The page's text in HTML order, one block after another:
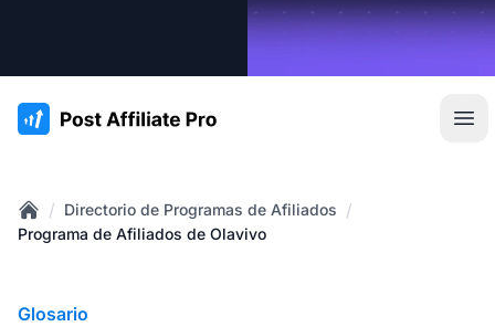
:site.title
Home
/ Directorio de Programas de Afiliados /
Programa de Afiliados de Olavivo
Glosario